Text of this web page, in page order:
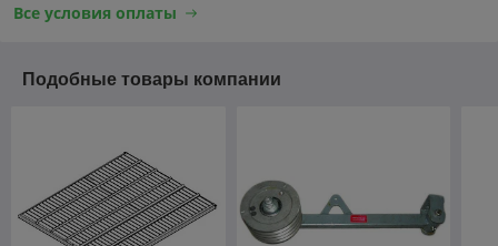
Все условия оплаты
Подобные товары компании